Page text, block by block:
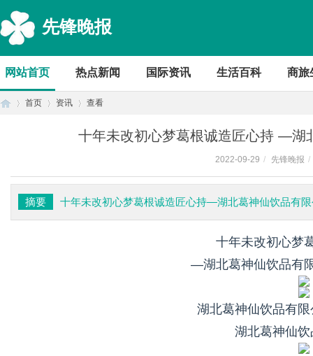
先锋晚报
网站首页 热点新闻 国际资讯 生活百科 商旅
首页 资讯 查看
十年未改初心梦葛根诚造匠心持 —湖
2022-09-29 / 先锋晚报 /
摘要 十年未改初心梦葛根诚造匠心持—湖北葛神仙饮品有
十年未改初心梦
—湖北葛神仙饮品有
湖北葛神仙饮品有
湖北葛神仙